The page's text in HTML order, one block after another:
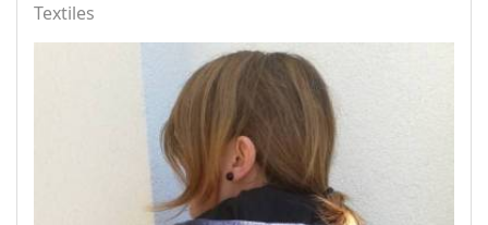
Textiles